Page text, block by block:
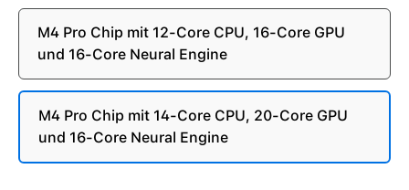
M4 Pro Chip mit 12-Core CPU, 16-Core GPU
und 16-Core Neural Engine
M4 Pro Chip mit 14-Core CPU, 20-Core GPU
und 16-Core Neural Engine